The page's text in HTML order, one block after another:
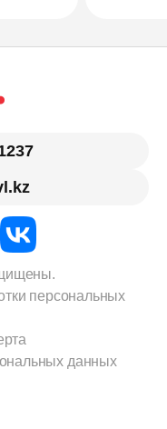
персональных
данных